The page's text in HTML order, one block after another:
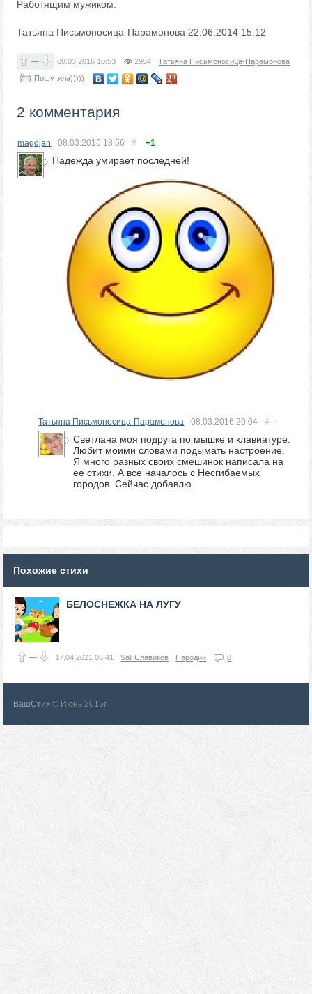
Работящим мужиком.
Татьяна Письмоносица-Парамонова 22.06.2014 15:12
— 08.03.2016 10:53 2954
Татьяна Письмоносица-Парамонова
Пошутила)))))
2 комментария
magdjan 08.03.2016 18:56 # +1
Надежда умирает последней!
Татьяна Письмоносица-Парамонова 08.03.201620:04 # ↑
Светлана моя подруга по мышке и клавиатуре.
Любит моими словами подымать настроение.
Я много разных своих смешинок написала на
ее стихи. А все началось с Несгибаемых
городов. Сейчас добавлю.
Похожие стихи
БЕЛОСНЕЖКА НА ЛУГУ
— 17.04.202105:41 Sall Славиков Пародии 0
ВашСтих © Июнь 2015г.